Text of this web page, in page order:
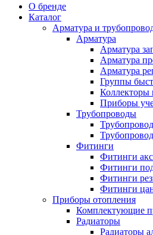
О бренде
Каталог
Арматура и
Арматура
Арматура
Арматура
Арматура
Группы
Коллекторы
Приборы
Трубопроводы
Фитинги
Фитинги
Фитинги
Фитинги
Фитинги
Приборы отопления
Комплектующие
Радиаторы
Радиаторы